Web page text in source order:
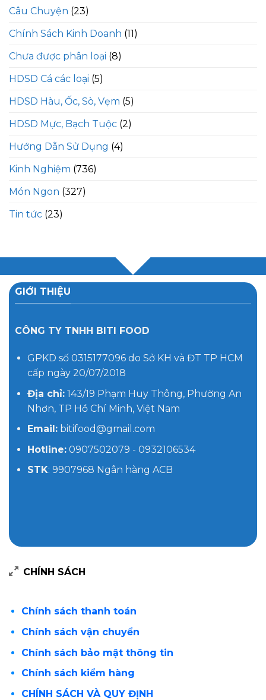
Câu Chuyện (23)
Chính Sách Kinh Doanh (11)
Chưa được phân loại (8)
HDSD Cá các loại (5)
HDSD Hàu, Ốc, Sò, Vẹm (5)
HDSD Mực, Bạch Tuộc (2)
Hướng Dẫn Sử Dụng (4)
Kinh Nghiệm (736)
Món Ngon (327)
Tin tức (23)
GIỚI THIỆU
CÔNG TY TNHH BITI FOOD
GPKD số 0315177096 do Sở KH và ĐT TP HCM
cấp ngày 20/07/2018
Địa chỉ:143/19 Phạm Huy Thông, Phường An
Nhơn, TP Hồ Chí Minh, Việt Nam
Email:bitifood@gmail.com
Hotline:0907502079 - 0932106534
STK: 9907968 Ngân hàng ACB
CHÍNH SÁCH
Chính sách thanh toán
Chính sách vận chuyển
Chính sách bảo mật thông tin
Chính sách kiểm hàng
CHÍNH SÁCH VÀ QUY ĐỊNH